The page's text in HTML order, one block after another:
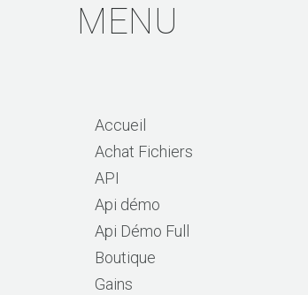
MENU
Accueil
Achat Fichiers
API
Api démo
Api Démo Full
Boutique
Gains